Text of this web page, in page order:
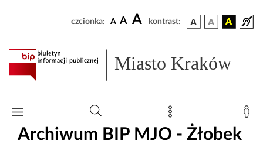
czcionka: A A A kontrast:
Miasto Kraków
Archiwum BIP MJO - Żłobek